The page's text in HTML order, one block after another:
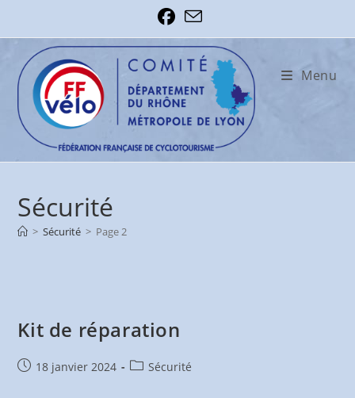
content
Menu
Sécurité
> Sécurité > Page 2
Kit de réparation
Publication
18 janvier 2024
PostSécurité